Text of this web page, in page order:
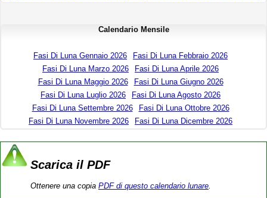
Calendario Mensile
Fasi Di Luna Gennaio 2026
Fasi Di Luna Febbraio 2026
Fasi Di Luna Marzo 2026
Fasi Di Luna Aprile 2026
Fasi Di Luna Maggio 2026
Fasi Di Luna Giugno 2026
Fasi Di Luna Luglio 2026
Fasi Di Luna Agosto 2026
Fasi Di Luna Settembre 2026
Fasi Di Luna Ottobre 2026
Fasi Di Luna Novembre 2026
Fasi Di Luna Dicembre 2026
Scarica il PDF
Ottenere una copia PDF di questo calendario lunare.